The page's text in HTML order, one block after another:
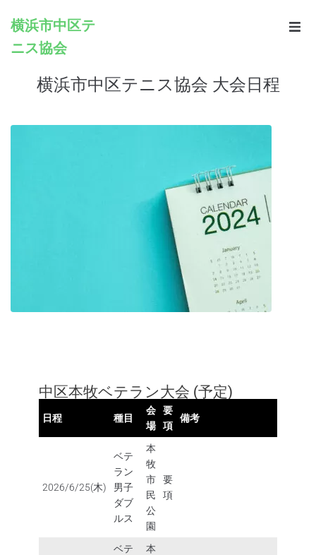
横浜市中区テ
ニス協会
Infomation
Rules
Registration
Links
横浜市中区テニス協会 大会日程
中区本牧ベテラン大会 (予定)
日程 種目
会
場
要
項
備考
2026/6/25(木)
ベテ
ラン
男子
ダブ
ルス
本
牧
市
民
公
園
要
項
ベテ
本